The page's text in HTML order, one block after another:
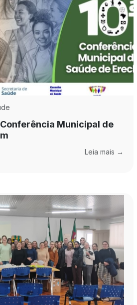
Municipal de
Leia mais →